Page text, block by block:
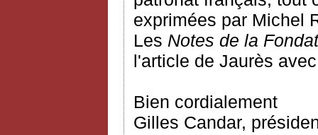
exprimées par Michel
Les Notes de la
l'article de Jaurès
Bien cordialement
Gilles Candar,